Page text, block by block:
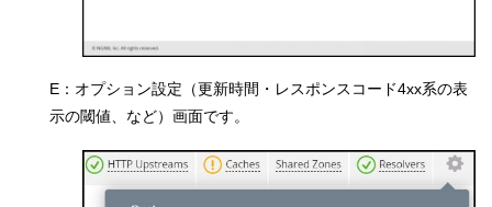
E：オプション設定（更新時間・レスポンスコード4xx系の表
示の閾値、など）画面です。